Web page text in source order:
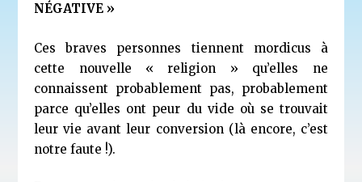
NÉGATIVE »
Ces braves personnes tiennent mordicus à
cette nouvelle « religion » qu’elles ne
connaissent probablement pas, probablement
parce qu’elles ont peur du vide où se trouvait
leur vie avant leur conversion (là encore, c’est
notre faute !).